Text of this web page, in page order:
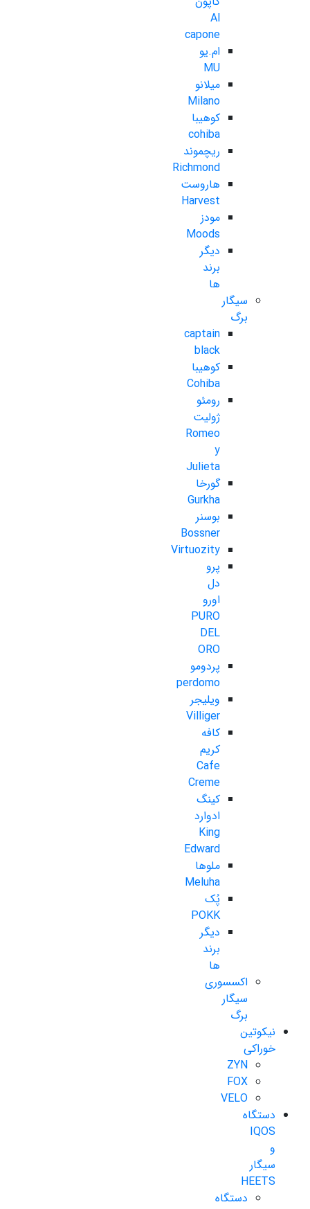
Al
capone
ام.یو
MU
میلانو
Milano
کوهیبا
cohiba
ریچموند
Richmond
هاروست
Harvest
مودز
Moods
دیگر
برند
ها
سیگار
برگ
captain
black
کوهیبا
Cohiba
رومئو
ژولیت
Romeo
y
Julieta
گورخا
Gurkha
بوسنر
Bossner
Virtuozity
پرو
دل
اورو
PURO
DEL
ORO
پردومو
perdomo
ویلیجر
Villiger
کافه
کریم
Cafe
Creme
کینگ
ادوارد
King
Edward
ملوها
Meluha
پُک
POKK
دیگر
برند
ها
اکسسوری
سیگار
برگ
نیکوتین
خوراکی
ZYN
FOX
VELO
دستگاه
IQOS
و
سیگار
HEETS
دستگاه